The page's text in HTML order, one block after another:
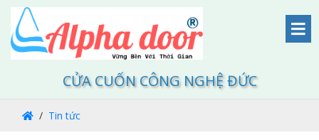
CỬA CUỐN CÔNG NGHỆ ĐỨC
Tin tức